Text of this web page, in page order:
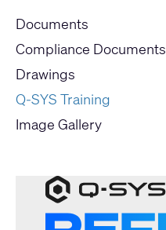
Documents
Compliance Documents
Drawings
Q-SYS Training
Image Gallery